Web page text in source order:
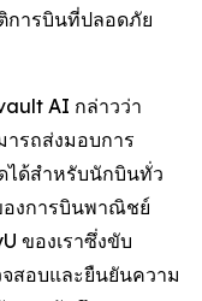
การบินที่ปลอดภัย
AI กล่าวว่า
รถส่งมอบการ
ด้สำหรับนักบินทั่ว
องการบินพาณิชย์
ของเราซึ่งขับ
สอบและยืนยันความ